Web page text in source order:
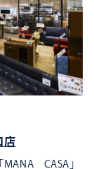
店
MANA CASA」